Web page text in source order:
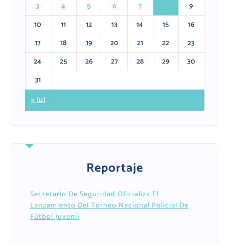
3
4 5 6 7
9
10
11 12 13 14 15
16
17
18 19 20 21 22
23
24
25 26 27 28 29
30
31
« Jul
Reportaje
Secretario De Seguridad Oficializa El
Lanzamiento Del Torneo Nacional Policial De
Fútbol Juvenil